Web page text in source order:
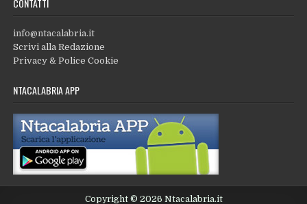
info@ntacalabria.it
Scrivi alla Redazione
Privacy & Police Cookie
NTACALABRIA APP
Copyright © 2026 Ntacalabria.it